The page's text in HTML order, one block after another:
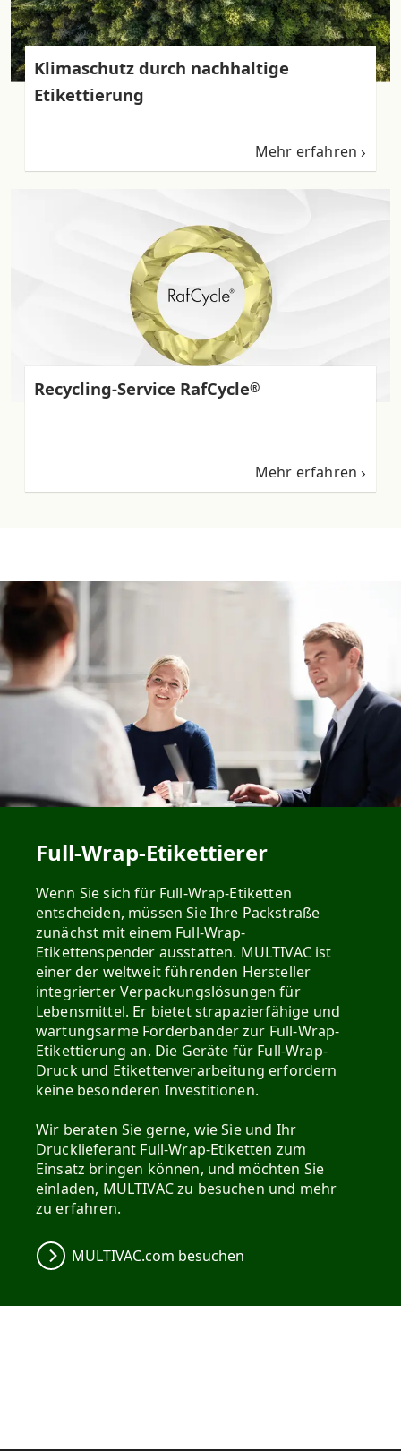
Klimaschutz durch nachhaltige
Etikettierung
Mehr erfahren
Recycling-Service RafCycle®
Mehr erfahren
Full-Wrap-Etikettierer
Wenn Sie sich für Full-Wrap-Etiketten
entscheiden, müssen Sie Ihre Packstraße
zunächst mit einem Full-Wrap-
Etikettenspender ausstatten. MULTIVAC ist
einer der weltweit führenden Hersteller
integrierter Verpackungslösungen für
Lebensmittel. Er bietet strapazierfähige und
wartungsarme Förderbänder zur Full-Wrap-
Etikettierung an. Die Geräte für Full-Wrap-
Druck und Etikettenverarbeitung erfordern
keine besonderen Investitionen.
Wir beraten Sie gerne, wie Sie und Ihr
Drucklieferant Full-Wrap-Etiketten zum
Einsatz bringen können, und möchten Sie
einladen, MULTIVAC zu besuchen und mehr
zu erfahren.
MULTIVAC.com besuchen